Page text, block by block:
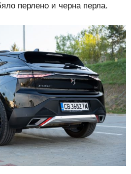
перлено и черна перла.